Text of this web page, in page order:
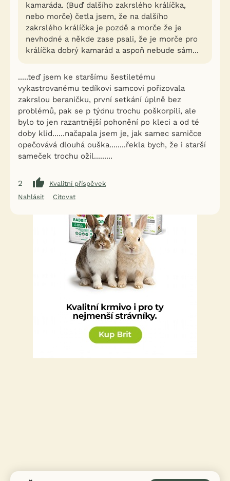
kamaráda. (Buď dalšího zakrslého králíčka,
nebo morče) četla jsem, že na dalšího
zakrslého králíčka je pozdě a morče že je
nevhodné a někde zase psali, že je morče pro
králíčka dobrý kamarád a aspoň nebude sám...
.....teď jsem ke staršímu šestiletému
vykastrovanému tedíkovi samcovi pořizovala
zakrslou beraničku, první setkání úplně bez
problémů, pak se p týdnu trochu poškorpili, ale
bylo to jen razantnější pohonění po kleci a od té
doby klid......načapala jsem je, jak samec samičce
opečovává dlouhá ouška........řekla bych, že i starší
sameček trochu ožil.........
2
Kvalitní příspěvek
Nahlásit
Citovat